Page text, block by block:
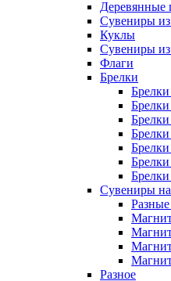
Деревянные
Сувениры из
Куклы
Сувениры из
Флаги
Брелки
Сувениры
Разное